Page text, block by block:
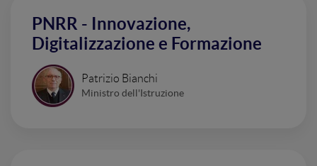
PNRR - Innovazione,
Digitalizzazione e Formazione
Patrizio Bianchi
Ministro dell'Istruzione